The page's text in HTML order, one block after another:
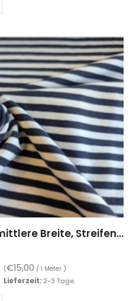
Jersey, Serie Maritim, mittlere Breite, Streifen Blau / Weiß
(€15,00 / 1 Meter )
Lieferzeit: 2-3 Tage.